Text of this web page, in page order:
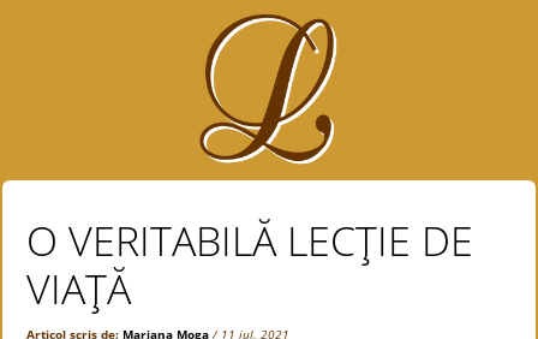
O VERITABILĂ LECŢIE DE
VIAŢĂ
Articol scris de:Mariana Moga / 11 iul. 2021